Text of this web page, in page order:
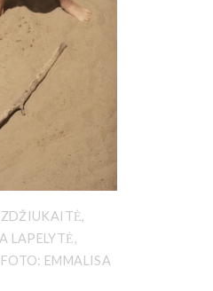
LAPELYTĖ,
EMMALISA